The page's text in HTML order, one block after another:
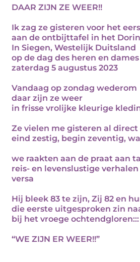
DAAR ZIJN ZE WEER!!
Ik zag ze gisteren voor het
aan de ontbijttafel in het
In Siegen, Westelijk Duitsland
op de dag des heren en dames
zaterdag 5 augustus 2023
Vandaag op zondag wederom
daar zijn ze weer
in frisse vrolijke kleurige
Ze vielen me gisteren al direct
eind zestig, begin zeventig,
we raakten aan de praat aan
reis- en levenslustige
versa
Hij bleek 83 te zijn, Zij 82 en
die eerste uitgesproken zin
bij het vroege ochtendgloren:::
“WE ZIJN ER WEER!!”